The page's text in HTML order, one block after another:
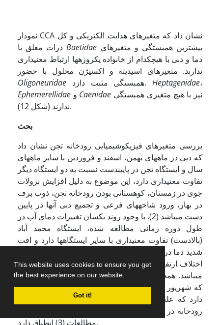
This website uses cookies to ensure you get
the best experience on our website.
Got it!
نمودار CCA نشان داد که متغیرهای هدایت الکتریکی و کل
ذرات معلق باBaetidae
دما و دبی با هیچ­کدام از خانواده یک­روزه­ها ارتباط معنی­داری
ندارند. متغیرهای اسیدیته و اکسیژن محلول با حضور
Oligoneuridae
همبستگی مثبت دارد. Heptagenidae،
Ephemerellidae
Caenidae
ندارند (شکل 12).
بحث
بررسی متغیرهای فیزیکوشیمیایی رودخانه تجن نشان داد
که دبی در ماه­های بهمن، اسفند و فروردین با سایر ماه­های
سال و ایستگاه تجن در پایین­دست نسبت به دو ایستگاه دیگر
تفاوت معنی­داری دارد، این موضوع به دلیل افزایش نزولات
جوی در زمستان، کوهستانی بودن رودخانه تجن، ذوب برف
در بهار، ورود شاخه­های فرعی و تجمیع دبی آنها در پایین
دست می­باشد (2). با وجود روند یکسان تغییرات دمای آب در
طول دوره زمانی مطالعه شده، ایستگاه محمد آباد
(بالادست) تفاوت معنی­داری با سایر ایستگاه­ها دارد و افت
شدید دما در این ایستگاه به علت کوهستانی بودن منطقه و
اختلاف ارتفاع بیش از 500 متر نسبت به دو ایستگاه دیگر
می­باشد. همچنین بررسی زمانی تغییرات دما نیز نشان داد
که شهریور نسبت به سایر ماه­های سال تفاوت معنی­داری
دارد که علت آن گرم شدن هوا و کاهش شدید دبی آب
رودخانه در فصول گرم سال می­باشد، این موضوع با نتایج
مطالعات (3) انطباق دارد.